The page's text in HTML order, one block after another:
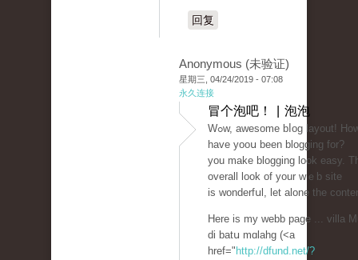
回复
Anonymous (未验证)
星期三, 04/24/2019 - 07:08
永久连接
冒个泡吧！ | 泡泡
Ԝߋw, aԝesome bⅼog layout! How long
have yooս been blogging for?
you make blogging look easy.
overall look of your wｅb site
is wonderfսl, let alone the
Here іs my webb page ... villa
di batս mɑlahg (<a
href=" http://dfund.net/?